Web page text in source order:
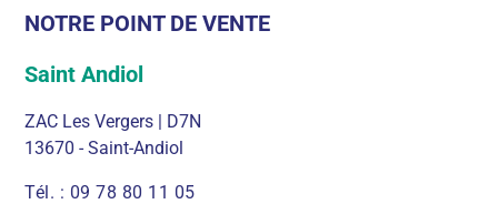
NOTRE POINT DE VENTE
Saint Andiol
ZAC Les Vergers | D7N
13670 - Saint-Andiol
Tél. : 09 78 80 11 05